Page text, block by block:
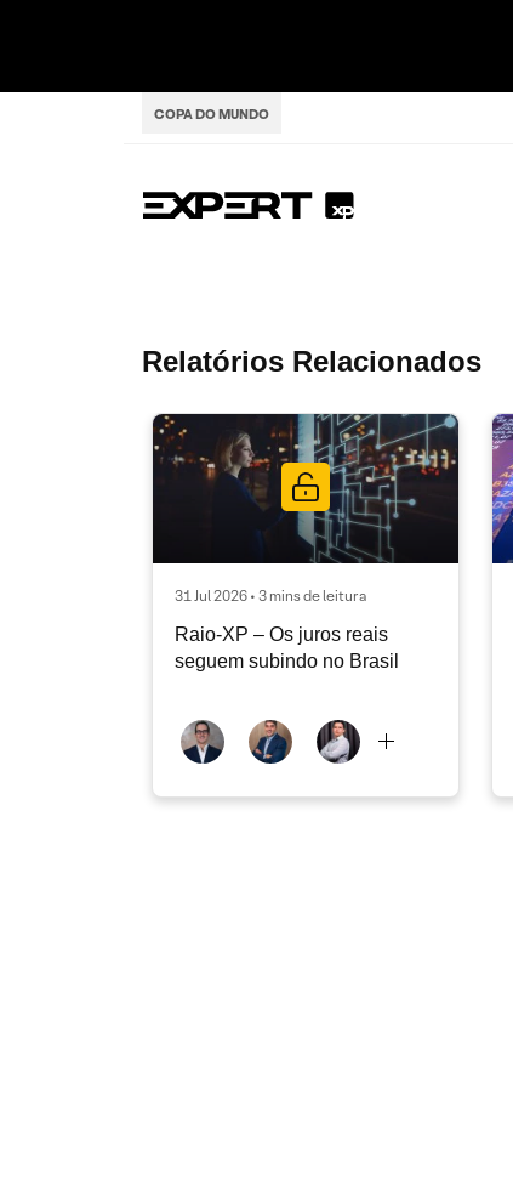
COPA DO MUNDO
Relatórios Relacionados
31 Jul 2026 • 3 mins de leitura
Raio-XP – Os juros reais
seguem subindo no Brasil